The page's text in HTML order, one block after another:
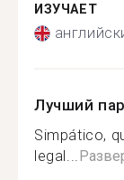
ИЗУЧАЕТ
Лучший
Simpático,
legal...